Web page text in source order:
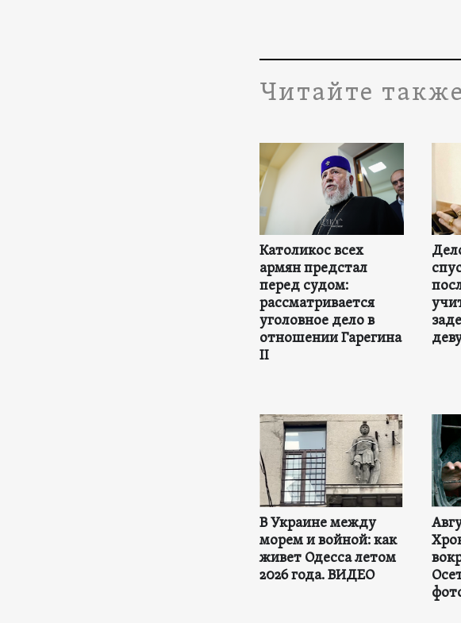
Читайте также
Католикос всех
армян предстал
перед судом:
рассматривается
уголовное дело в
отношении Гарегина
II
В Украине между
морем и войной: как
живет Одесса летом
2026 года. ВИДЕО